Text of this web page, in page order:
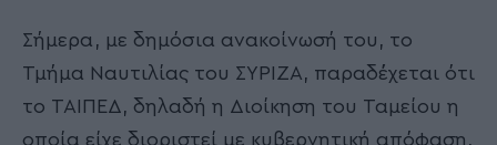
Σήμερα, με δημόσια ανακοίνωσή του, το
Τμήμα Ναυτιλίας του ΣΥΡΙΖΑ, παραδέχεται ότι
το ΤΑΙΠΕΔ, δηλαδή η Διοίκηση του Ταμείου η
οποία είχε διοριστεί με κυβερνητική απόφαση,